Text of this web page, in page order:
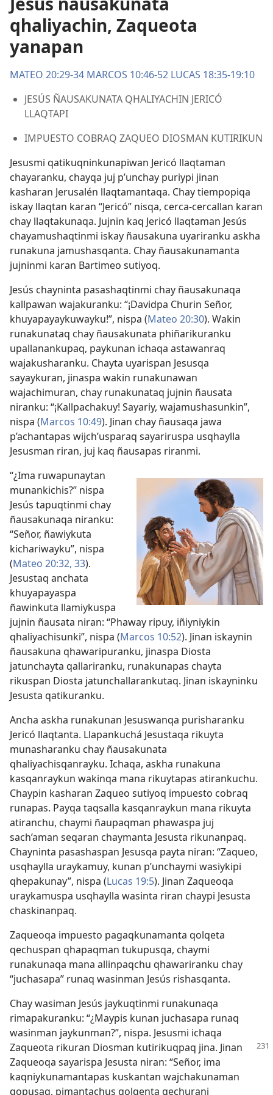
qhaliyachin, Zaqueota
yanapan
MATEO 20:29-34 MARCOS 10:46-52 LUCAS 18:35-19:10
JESÚS ÑAUSAKUNATA QHALIYACHIN JERICÓ
LLAQTAPI
IMPUESTO COBRAQ ZAQUEO DIOSMAN KUTIRIKUN
Jesusmi qatikuqninkunapiwan Jericó llaqtaman
chayaranku, chayqa juj p’unchay puriypi jinan
kasharan Jerusalén llaqtamantaqa. Chay tiempopiqa
iskay llaqtan karan “Jericó” nisqa, cerca-cercallan karan
chay llaqtakunaqa. Jujnin kaq Jericó llaqtaman Jesús
chayamushaqtinmi iskay ñausakuna uyariranku askha
runakuna jamushasqanta. Chay ñausakunamanta
jujninmi karan Bartimeo sutiyoq.
Jesús chayninta pasashaqtinmi chay ñausakunaqa
kallpawan wajakuranku: “¡Davidpa Churin Señor,
khuyapayaykuwayku!”, nispa (Mateo 20:30). Wakin
runakunataq chay ñausakunata phiñarikuranku
upallanankupaq, paykunan ichaqa astawanraq
wajakusharanku. Chayta uyarispan Jesusqa
sayaykuran, jinaspa wakin runakunawan
wajachimuran, chay runakunataq jujnin ñausata
niranku: “¡Kallpachakuy! Sayariy, wajamushasunkin”,
nispa (Marcos 10:49). Jinan chay ñausaqa jawa
p’achantapas wijch’usparaq sayariruspa usqhaylla
Jesusman riran, juj kaq ñausapas riranmi.
“¿Ima ruwapunaytan
munankichis?” nispa
Jesús tapuqtinmi chay
ñausakunaqa niranku:
“Señor, ñawiykuta
kichariwayku”, nispa
(Mateo 20:32, 33).
Jesustaq anchata
khuyapayaspa
ñawinkuta llamiykuspa
jujnin ñausata niran: “Phaway ripuy, iñiyniykin
qhaliyachisunki”, nispa (Marcos 10:52). Jinan iskaynin
ñausakuna qhawaripuranku, jinaspa Diosta
jatunchayta qallariranku, runakunapas chayta
rikuspan Diosta jatunchallarankutaq. Jinan iskayninku
Jesusta qatikuranku.
Ancha askha runakunan Jesuswanqa purisharanku
Jericó llaqtanta. Llapankuchá Jesustaqa rikuyta
munasharanku chay ñausakunata
qhaliyachisqanrayku. Ichaqa, askha runakuna
kasqanraykun wakinqa mana rikuytapas atirankuchu.
Chaypin kasharan Zaqueo sutiyoq impuesto cobraq
runapas. Payqa taqsalla kasqanraykun mana rikuyta
atiranchu, chaymi ñaupaqman phawaspa juj
sach’aman seqaran chaymanta Jesusta rikunanpaq.
Chayninta pasashaspan Jesusqa payta niran: “Zaqueo,
usqhaylla uraykamuy, kunan p’unchaymi wasiykipi
qhepakunay”, nispa (Lucas 19:5). Jinan Zaqueoqa
uraykamuspa usqhaylla wasinta riran chaypi Jesusta
chaskinanpaq.
Zaqueoqa impuesto pagaqkunamanta qolqeta
qechuspan qhapaqman tukupusqa, chaymi
runakunaqa mana allinpaqchu qhawariranku chay
“juchasapa” runaq wasinman Jesús rishasqanta.
Chay wasiman Jesús jaykuqtinmi runakunaqa
rimapakuranku: “¿Maypis kunan juchasapa runaq
wasinman jaykunman?”, nispa. Jesusmi ichaqa
Zaqueota rikuran Diosman kutirikuqpaq jina. Jinan
Zaqueoqa sayarispa Jesusta niran: “Señor, ima
kaqniykunamantapas kuskantan wajchakunaman
qopusaq, pimantachus qolqenta qechurani